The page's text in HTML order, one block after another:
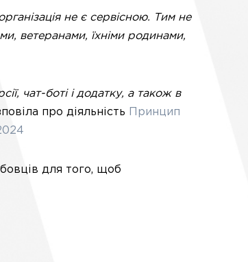
не є сервісною. Тим не
ветеранами, їхніми родинами,
чат-боті і додатку, а також в
про діяльність
Принцип
для того, щоб